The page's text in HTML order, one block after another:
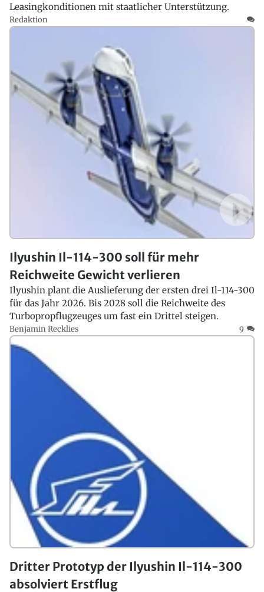
Leasingkonditionen mit staatlicher Unterstützung.
Redaktion
Ilyushin Il-114-300 soll für mehr
Reichweite Gewicht verlieren
Ilyushin plant die Auslieferung der ersten drei Il-114-300
für das Jahr 2026. Bis 2028 soll die Reichweite des
Turbopropflugzeuges um fast ein Drittel steigen.
Benjamin Recklies 9
Dritter Prototyp der Ilyushin Il-114-300
absolviert Erstflug